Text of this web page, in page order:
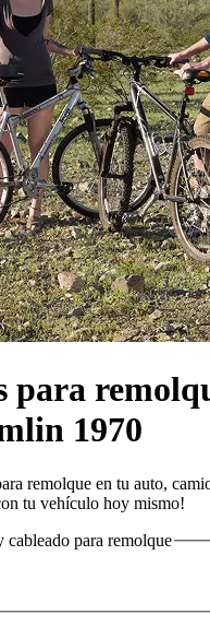
para
1970
remolque en tu auto,
tu vehículo hoy mismo!
cableado para remolque